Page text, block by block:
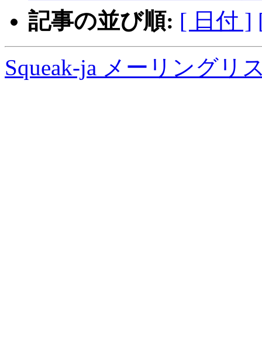
記事の並び順: [ 日付 ]
Squeak-ja メーリングリ